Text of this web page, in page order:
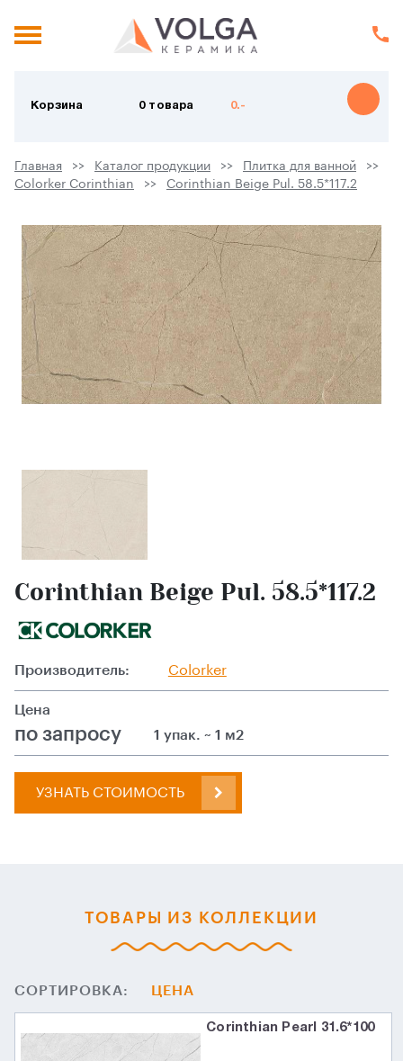
Корзина 0 товара 0.-
Главная Каталог продукции
Плитка для ванной
Colorker Corinthian
Corinthian Beige Pul. 58.5*117.2
Corinthian Beige Pul. 58.5*117.2
Производитель: Colorker
Цена
по запросу 1 упак. ~ 1 м2
УЗНАТЬ СТОИМОСТЬ
ТОВАРЫ ИЗ КОЛЛЕКЦИИ
СОРТИРОВКА: ЦЕНА
Corinthian Pearl 31.6*100